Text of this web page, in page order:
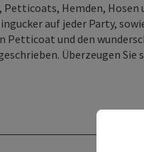
Petticoats, Hemden,
auf jeder Party,
Petticoat und den
Überzeugen